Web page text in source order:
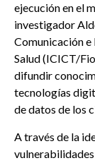
ejecución en el
investigador
Comunicación
Salud (ICICT/
difundir
tecnologías
de datos de los
A través de la